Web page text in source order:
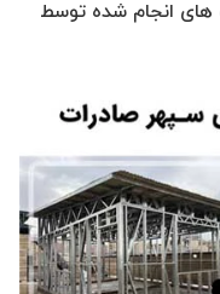
های انجام شده توسط